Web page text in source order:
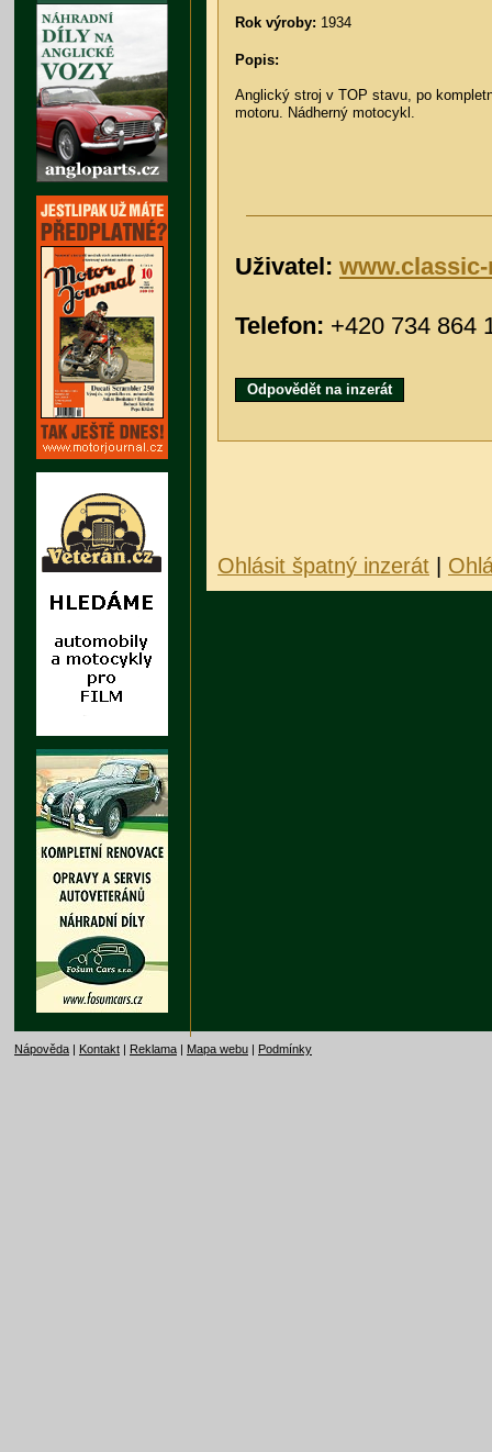
Rok výroby: 1934
Popis:
Anglický stroj v TOP stavu, po
motoru. Nádherný motocykl.
Uživatel:
Telefon: +420 734 864
Odpovědět na inzerát
Ohlásit špatný inzerát
Nápověda | Kontakt | Reklama | Mapa webu | Podmínky